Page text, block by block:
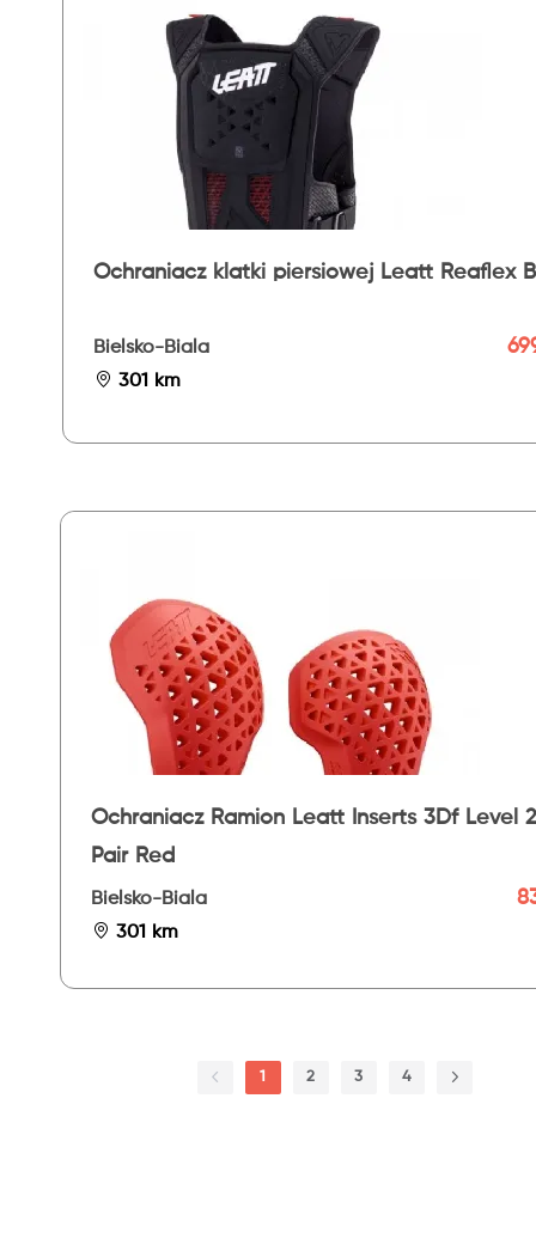
Ochraniacz klatki piersiowej Leatt Reaflex
Bielsko-Biala
301 km
Ochraniacz Ramion Leatt Inserts 3Df Level 2
Pair Red
Bielsko-Biala
301 km
1 2 3 4